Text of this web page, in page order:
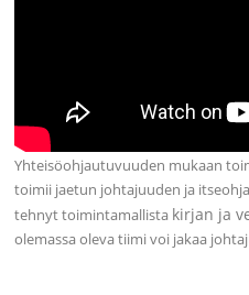
Yhteisöohjautuvuuden mukaan
toimii jaetun johtajuuden ja
tehnyt toimintamallista kirjan ja
olemassa oleva tiimi voi jakaa